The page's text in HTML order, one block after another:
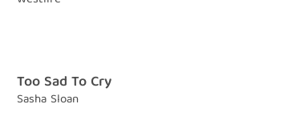
down
mình xuống
Too Sad To Cry
Sasha Sloan